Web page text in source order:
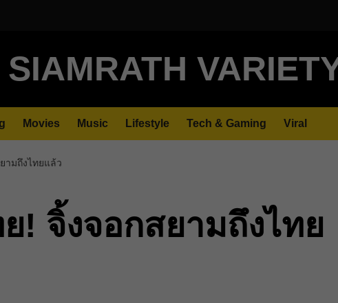
SIAMRATH
Movies Music Lifestyle Tech & Gaming Viral
ามถึงไทยแล้ว
! จิ้งจอกสยามถึงไทย